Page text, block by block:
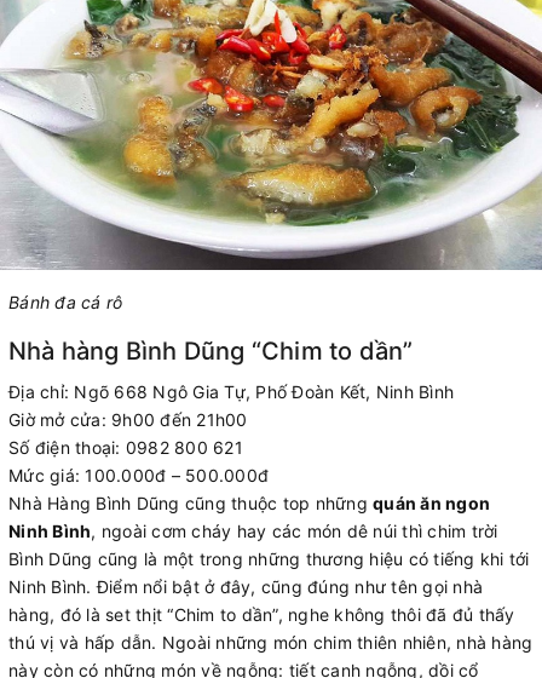
Bánh đa cá rô
Nhà hàng Bình Dũng “Chim to dần”
Địa chỉ: Ngõ 668 Ngô Gia Tự, Phố Đoàn Kết, Ninh Bình
Giờ mở cửa: 9h00 đến 21h00
Số điện thoại: 0982 800 621
Mức giá: 100.000đ – 500.000đ
Nhà Hàng Bình Dũng cũng thuộc top những quán ăn ngon
Ninh Bình, ngoài cơm cháy hay các món dê núi thì chim trời
Bình Dũng cũng là một trong những thương hiệu có tiếng khi tới
Ninh Bình. Điểm nổi bật ở đây, cũng đúng như tên gọi nhà
hàng, đó là set thịt “Chim to dần”, nghe không thôi đã đủ thấy
thú vị và hấp dẫn. Ngoài những món chim thiên nhiên, nhà hàng
này còn có những món về ngỗng: tiết canh ngỗng, dồi cổ